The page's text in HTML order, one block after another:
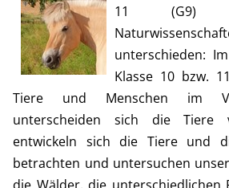
11 (G9)
unterschieden:
Klasse 10 bzw.
Tiere und Menschen im
unterscheiden sich die Tiere
entwickeln sich die Tiere und
betrachten und untersuchen